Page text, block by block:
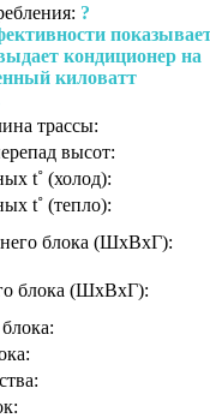
?
кондиционер на
киловатт
трассы:
высот:
t˚ (холод):
t˚ (тепло):
блока (ШхВхГ):
блока (ШхВхГ):